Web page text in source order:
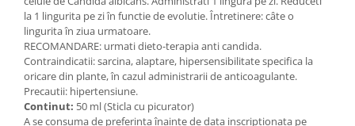
la 1 lingurita pe zi în functie de evolutie. Întretinere: câte o
lingurita în ziua urmatoare.
RECOMANDARE: urmati dieto-terapia anti candida.
Contraindicatii: sarcina, alaptare, hipersensibilitate specifica la
oricare din plante, în cazul administrarii de anticoagulante.
Precautii: hipertensiune.
Continut: 50 ml (Sticla cu picurator)
A se consuma de preferinta înainte de data inscriptionata pe